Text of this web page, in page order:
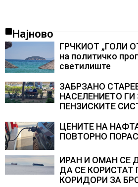
Најново
ГРЧКИОТ „ГОЛИ
на политичко
светилиште
ЗАБРЗАНО
НАСЕЛЕНИЕТО ГИ
ПЕНЗИСКИТЕ
ЦЕНИТЕ НА
ПОВТОРНО
ИРАН И ОМАН СЕ
ДА СЕ КОРИСТАТ
КОРИДОРИ ЗА